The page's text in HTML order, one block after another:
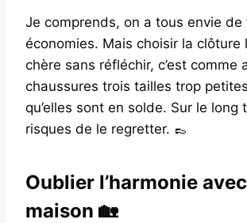
Je comprends, on a tous envie de
économies. Mais choisir la clôture
chère sans réfléchir, c’est comme
chaussures trois tailles trop
qu’elles sont en solde. Sur le long
risques de le regretter. 👞
Oublier l’harmonie
maison 🏡